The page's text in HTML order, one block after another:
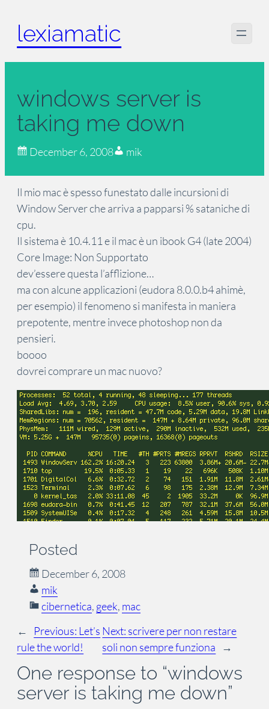
content
lexiamatic
windows server is
taking me down
December 6, 2008 mik
Il mio mac è spesso funestato dalle incursioni di
Window Server che arriva a papparsi % sataniche di
cpu.
Il sistema è 10.4.11 e il mac è un ibook G4 (late 2004)
Core Image: Non Supportato
dev’essere questa l’afflizione…
ma con alcune applicazioni (eudora 8.0.0.b4 ahimè,
per esempio) il fenomeno si manifesta in maniera
prepotente, mentre invece photoshop non da
pensieri.
boooo
dovrei comprare un mac nuovo?
Posted
December 6, 2008
mik
cibernetica, geek, mac
←
Previous: Let’s
rule the world!
Next: scrivere per non restare
soli non sempre funziona
→
One response to “windows
server is taking me down”